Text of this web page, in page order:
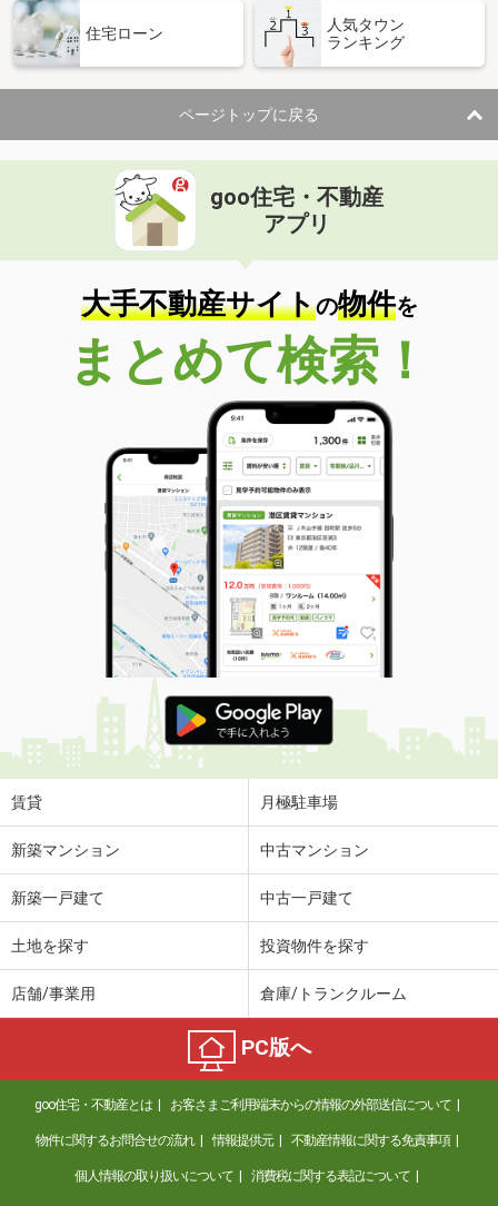
住宅ローン
人気タウン
ランキング
ページトップに戻る
goo住宅・不動産
アプリ
大手不動産サイトの物件を
まとめて検索！
賃貸 月極駐車場
新築マンション 中古マンション
新築一戸建て 中古一戸建て
土地を探す 投資物件を探す
店舗/事業用 倉庫/トランクルーム
PC版へ
goo住宅・不動産とは お客さまご利用端末からの情報の外部送信について
物件に関するお問合せの流れ 情報提供元 不動産情報に関する免責事項
個人情報の取り扱いについて 消費税に関する表記について